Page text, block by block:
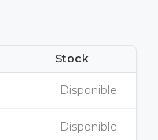
Stock
Disponible
Disponible